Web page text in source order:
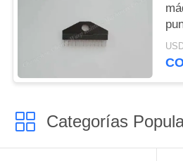
Categorías